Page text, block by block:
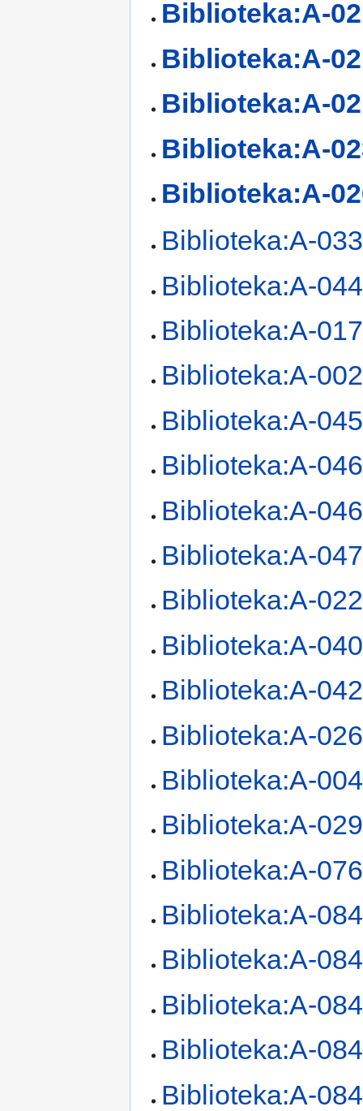
Biblioteka:A-
Biblioteka:A-
Biblioteka:A-
Biblioteka:A-
Biblioteka:A-
Biblioteka:A-
Biblioteka:A-
Biblioteka:A-
Biblioteka:A-
Biblioteka:A-
Biblioteka:A-
Biblioteka:A-
Biblioteka:A-
Biblioteka:A-
Biblioteka:A-
Biblioteka:A-
Biblioteka:A-
Biblioteka:A-
Biblioteka:A-
Biblioteka:A-
Biblioteka:A-
Biblioteka:A-
Biblioteka:A-
Biblioteka:A-
Biblioteka:A-